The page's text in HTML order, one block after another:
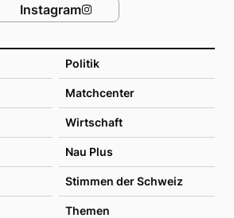
Politik
Matchcenter
Wirtschaft
Nau Plus
Stimmen der Schweiz
Themen
Instagram